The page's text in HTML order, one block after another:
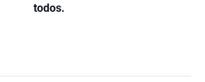
todos.